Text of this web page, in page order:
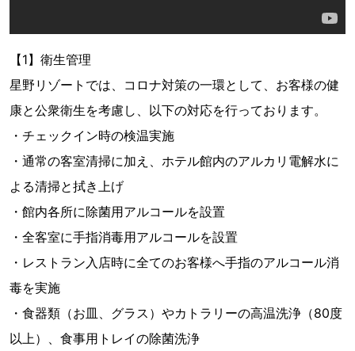
【1】衛生管理
星野リゾートでは、コロナ対策の一環として、お客様の健
康と公衆衛生を考慮し、以下の対応を行っております。
・チェックイン時の検温実施
・通常の客室清掃に加え、ホテル館内のアルカリ電解水に
よる清掃と拭き上げ
・館内各所に除菌用アルコールを設置
・全客室に手指消毒用アルコールを設置
・レストラン入店時に全てのお客様へ手指のアルコール消
毒を実施
・食器類（お皿、グラス）やカトラリーの高温洗浄（80度
以上）、食事用トレイの除菌洗浄